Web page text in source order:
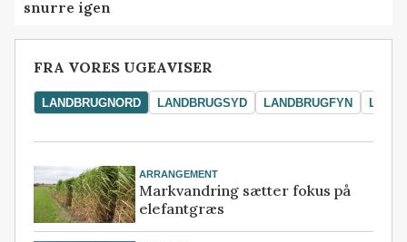
snurre igen
FRA VORES UGEAVISER
LANDBRUGNORD LANDBRUGSYD LANDBRUGFYN
ARRANGEMENT
Markvandring sætter fokus på
elefantgræs